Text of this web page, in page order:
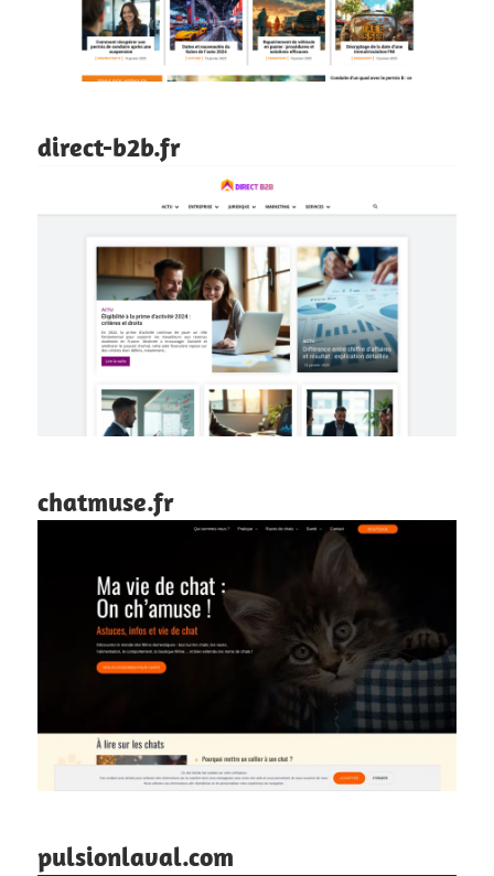
direct-b2b.fr
chatmuse.fr
pulsionlaval.com